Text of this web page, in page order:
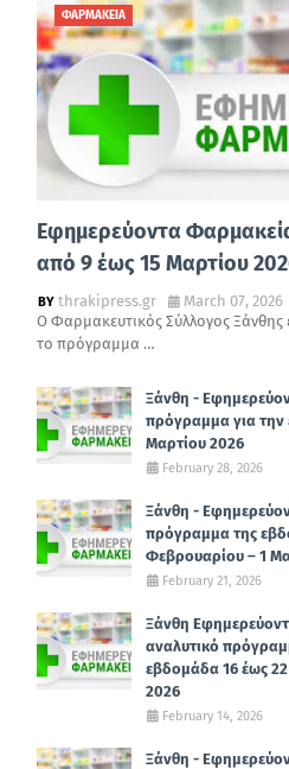
ΦΑΡΜΑΚΕΙΑ
Εφημερεύοντα
από 9 έως 15 Μαρτίου
thrakipress.gr
March 07, 2026
Ο Φαρμακευτικός Σύλλογος Ξάνθης
το πρόγραμμα …
Ξάνθη -
πρόγραμμα για
Μαρτίου 2026
February 28, 2026
Ξάνθη -
πρόγραμμα της
Φεβρουαρίου – 1
February 21, 2026
Ξάνθη
αναλυτικό
εβδομάδα 16 έως
2026
February 14, 2026
Ξάνθη -